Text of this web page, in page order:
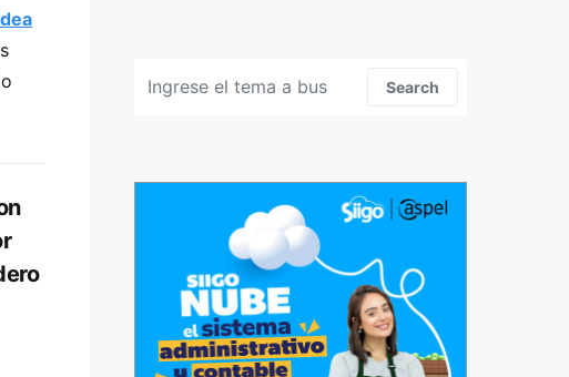
Search